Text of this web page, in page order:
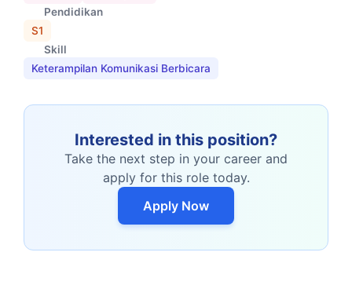
Pendidikan
S1
Skill
Keterampilan Komunikasi Berbicara
Interested in this position?
Take the next step in your career and
apply for this role today.
Apply Now